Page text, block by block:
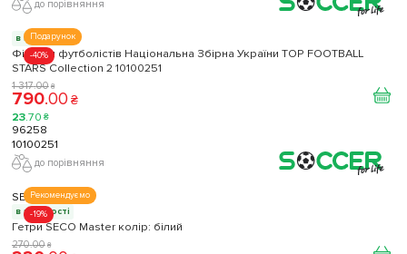
до порівняння
Подарунок
-40%
в наявності
Фігурки футболістів Національна Збірна України TOP FOOTBALL
STARS Collection 2 10100251
1 317.00 ₴
790.00 ₴
23.70 ₴
96258
10100251
до порівняння
Рекомендуємо
-19%
SECO
в наявності
Гетри SECO Master колір: білий
270.00 ₴